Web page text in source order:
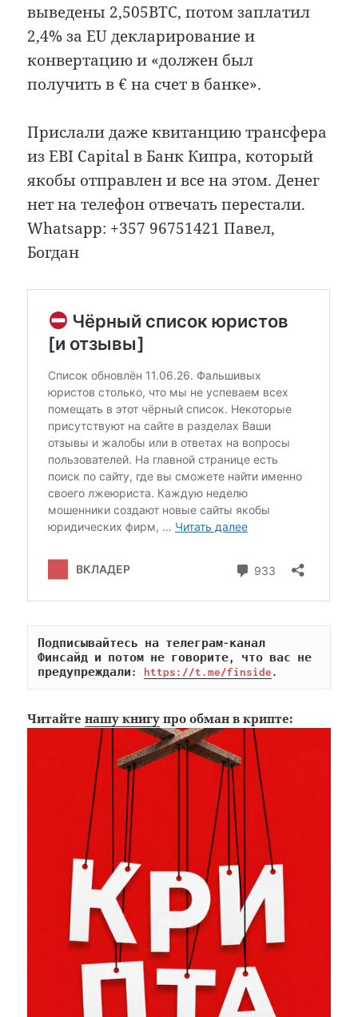
выведены 2,505BTC, потом заплатил
2,4% за EU декларирование и
конвертацию и «должен был
получить в € на счет в банке».
Прислали даже квитанцию трансфера
из EBI Capital в Банк Кипра, который
якобы отправлен и все на этом. Денег
нет на телефон отвечать перестали.
Whatsapp: +357 96751421 Павел,
Богдан
Подписывайтесь на телеграм-канал
Финсайд и потом не говорите, что вас не
предупреждали: https://t.me/finside.
Читайтенашу книгу про обман в крипте: